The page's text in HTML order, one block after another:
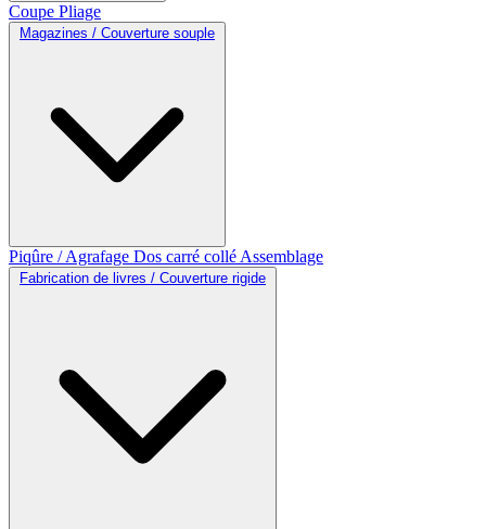
Coupe Pliage
Magazines / Couverture souple
Piqûre / Agrafage Dos carré collé Assemblage
Fabrication de livres / Couverture rigide